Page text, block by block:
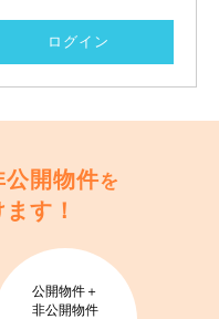
ログイン
公開物件を
す！
公開物件＋
非公開物件